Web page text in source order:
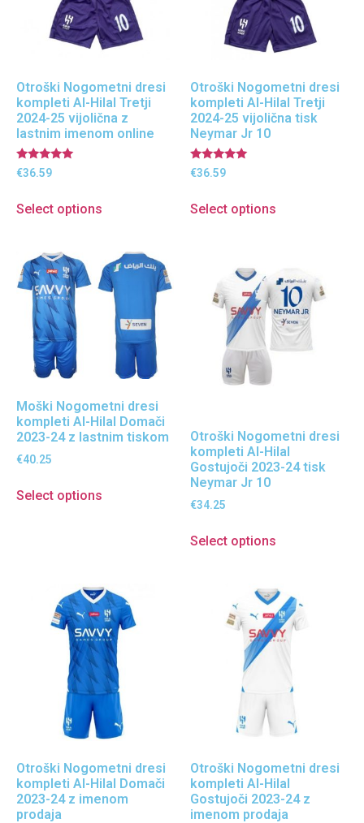
Otroški Nogometni dresi
kompleti Al-Hilal Tretji
2024-25 vijolična z
lastnim imenom online
Ocenjeno
5.00
€36.59
Select options
Otroški Nogometni dresi
kompleti Al-Hilal Tretji
2024-25 vijolična tisk
Neymar Jr 10
Ocenjeno
5.00
€36.59
Select options
Moški Nogometni dresi
kompleti Al-Hilal Domači
2023-24 z lastnim tiskom
€40.25
Select options
Otroški Nogometni dresi
kompleti Al-Hilal
Gostujoči 2023-24 tisk
Neymar Jr 10
€34.25
Select options
Otroški Nogometni dresi
kompleti Al-Hilal Domači
2023-24 z imenom
prodaja
Otroški Nogometni dresi
kompleti Al-Hilal
Gostujoči 2023-24 z
imenom prodaja